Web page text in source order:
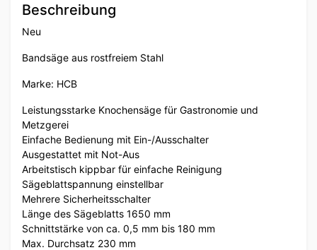
Beschreibung
Neu
Bandsäge aus rostfreiem Stahl
Marke: HCB
Leistungsstarke Knochensäge für Gastronomie und
Metzgerei
Einfache Bedienung mit Ein-/Ausschalter
Ausgestattet mit Not-Aus
Arbeitstisch kippbar für einfache Reinigung
Sägeblattspannung einstellbar
Mehrere Sicherheitsschalter
Länge des Sägeblatts 1650 mm
Schnittstärke von ca. 0,5 mm bis 180 mm
Max. Durchsatz 230 mm